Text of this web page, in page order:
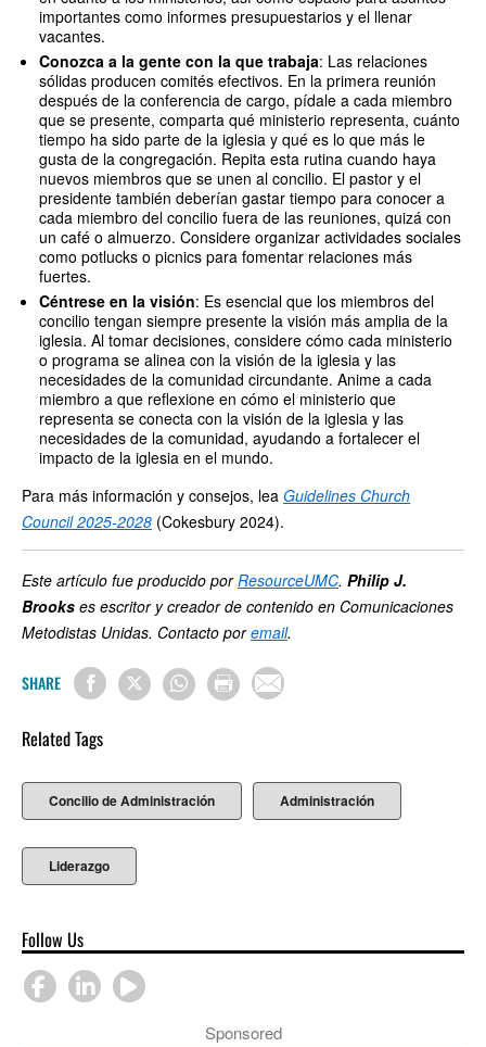
importantes como informes presupuestarios y el llenar
vacantes.
Conozca a la gente con la que trabaja: Las relaciones
sólidas producen comités efectivos. En la primera reunión
después de la conferencia de cargo, pídale a cada miembro
que se presente, comparta qué ministerio representa, cuánto
tiempo ha sido parte de la iglesia y qué es lo que más le
gusta de la congregación. Repita esta rutina cuando haya
nuevos miembros que se unen al concilio. El pastor y el
presidente también deberían gastar tiempo para conocer a
cada miembro del concilio fuera de las reuniones, quizá con
un café o almuerzo. Considere organizar actividades sociales
como potlucks o picnics para fomentar relaciones más
fuertes.
Céntrese en la visión: Es esencial que los miembros del
concilio tengan siempre presente la visión más amplia de la
iglesia. Al tomar decisiones, considere cómo cada ministerio
o programa se alinea con la visión de la iglesia y las
necesidades de la comunidad circundante. Anime a cada
miembro a que reflexione en cómo el ministerio que
representa se conecta con la visión de la iglesia y las
necesidades de la comunidad, ayudando a fortalecer el
impacto de la iglesia en el mundo.
Para más información y consejos, lea Guidelines Church
Council 2025-2028 (Cokesbury 2024).
Este artículo fue producido porResourceUMC. Philip J.
Brooks es escritor y creador de contenido en Comunicaciones
Metodistas Unidas. Contacto poremail.
SHARE
Related Tags
Concilio de Administración Administración
Liderazgo
Follow Us
Sponsored